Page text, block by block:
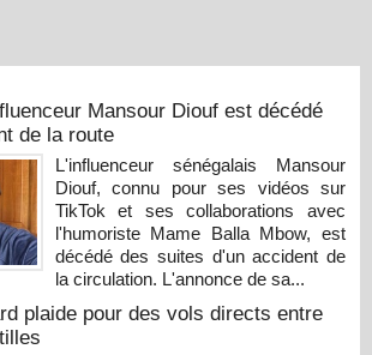
Mansour Diouf est décédé
de la route
L'influenceur sénégalais Mansour
Diouf, connu pour ses vidéos sur
TikTok et ses collaborations avec
l'humoriste Mame Balla Mbow, est
décédé des suites d'un accident de
la circulation. L'annonce de sa...
plaide pour des vols directs entre